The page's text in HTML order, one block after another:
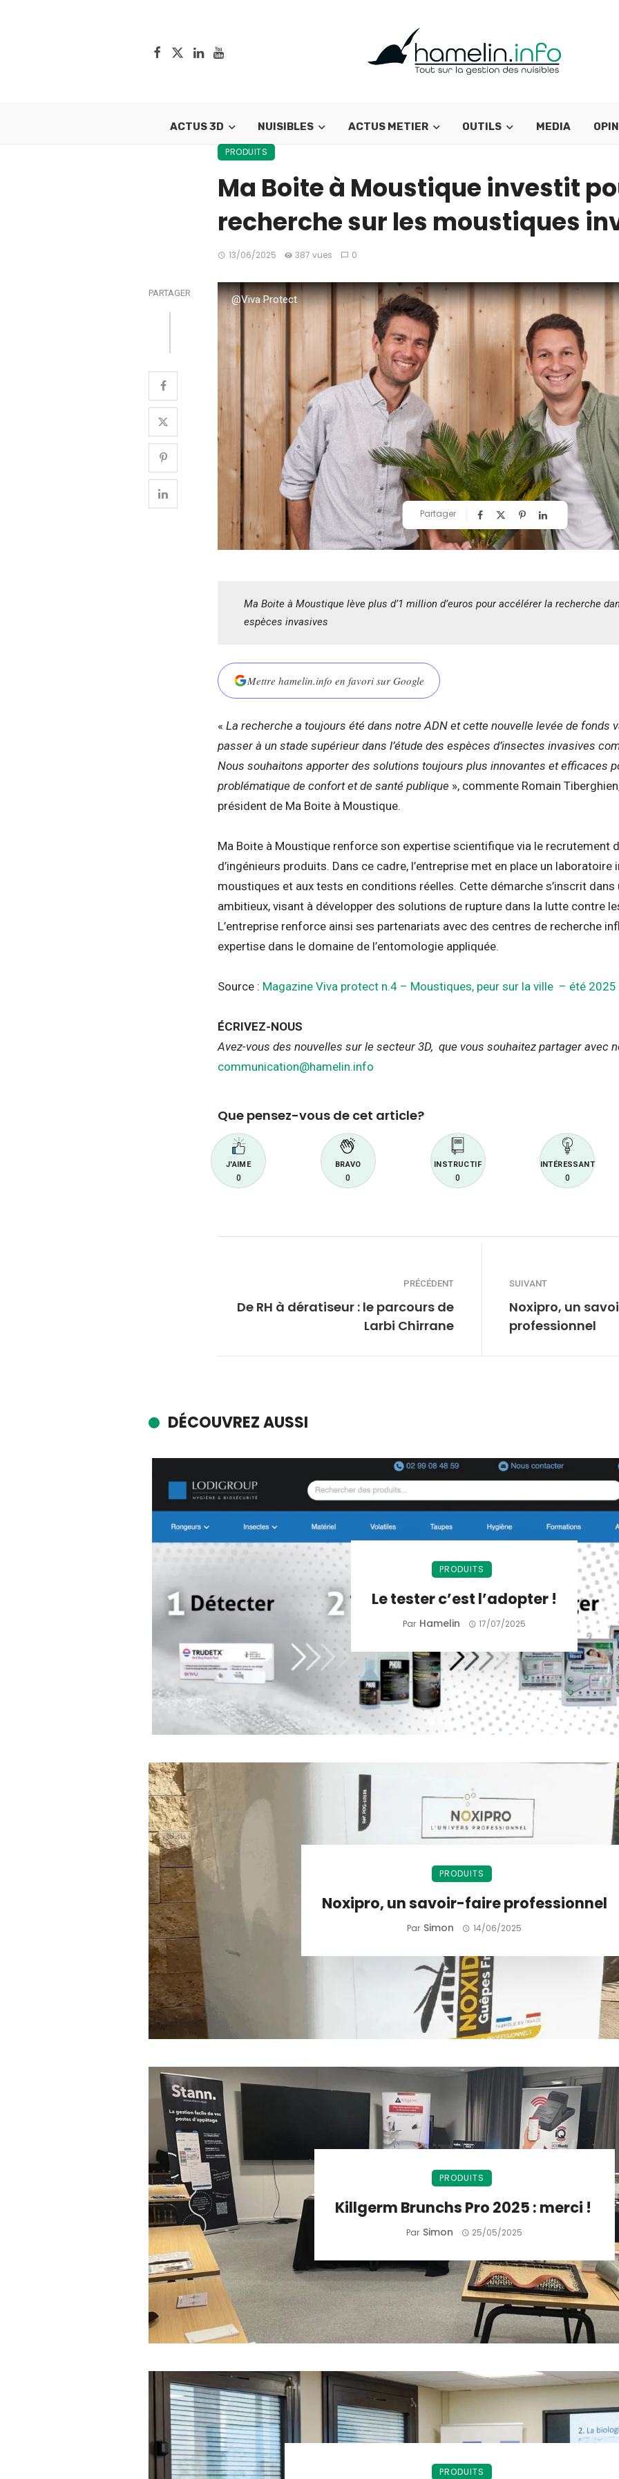
ACTUS 3D NUISIBLES ACTUS METIER OUTILS MEDIA
PRODUITS
Ma Boite à Moustique investit
recherche sur les moustiques
13/06/2025 387 vues 0
PARTAGER
@Viva Protect
Partager
Ma Boite à Moustique lève plus d’1 million d’euros pour accélérer la recherche
espèces invasives
Mettre hamelin.info en favori sur Google
« La recherche a toujours été dans notre ADN et cette nouvelle levée de fonds
passer à un stade supérieur dans l’étude des espèces d’insectes invasives
Nous souhaitons apporter des solutions toujours plus innovantes et efficaces
problématique de confort et de santé publique », commente Romain
président de Ma Boite à Moustique.
Ma Boite à Moustique renforce son expertise scientifique via le recrutement
d’ingénieurs produits. Dans ce cadre, l’entreprise met en place un laboratoire
moustiques et aux tests en conditions réelles. Cette démarche s’inscrit
ambitieux, visant à développer des solutions de rupture dans la lutte contre
L’entreprise renforce ainsi ses partenariats avec des centres de recherche
expertise dans le domaine de l’entomologie appliquée.
Source : Magazine Viva protect n.4 – Moustiques, peur sur la ville – été 2025
ÉCRIVEZ-NOUS
Avez-vous des nouvelles sur le secteur 3D, que vous souhaitez partager avec
communication@hamelin.info
Que pensez-vous de cet article?
J'AIME
0
BRAVO
0
INSTRUCTIF
0
INTÉRESSANT
0
PRÉCÉDENT
De RH à dératiseur : le parcours de
Larbi Chirrane
SUIVANT
Noxipro, un
professionnel
DÉCOUVREZ AUSSI
PRODUITS
Le tester c’est l’adopter !
Par Hamelin 17/07/2025
PRODUITS
Noxipro, un savoir-faire professionnel
Par Simon 14/06/2025
PRODUITS
Killgerm Brunchs Pro 2025 : merci !
Par Simon 25/05/2025
PRODUITS